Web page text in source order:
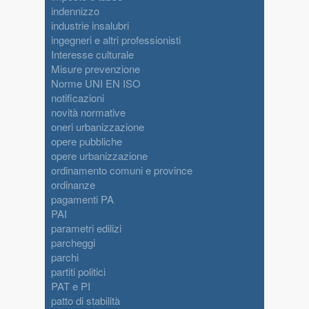
indennizzo
industrie insalubri
ingegneri e altri professionisti
Interesse culturale
Misure prevenzione
Norme UNI EN ISO
notificazioni
novità normative
oneri urbanizzazione
opere pubbliche
opere urbanizzazione
ordinamento comuni e province
ordinanze
pagamenti PA
PAI
parametri edilizi
parcheggi
parchi
partiti politici
PAT e PI
patto di stabilità